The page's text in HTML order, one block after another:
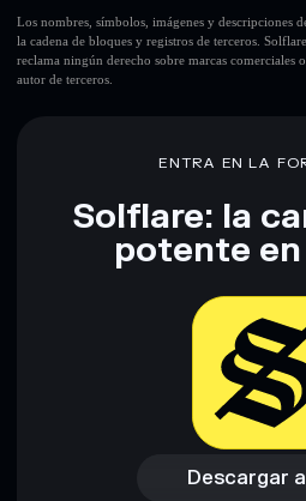
upcome
sola cartera
upcome
Descargo de responsabilidad: Esta
únicamente fines educativos y no
proporcionados por rugcheck.xyz.
Los nombres, símbolos, imágenes y descripciones
la cadena de bloques y registros de terceros.
reclama ningún derecho sobre marcas comerciales
autor de terceros.
ENTRA EN LA
Solflare: la
potente en
Descargar
Descargar
Acceder a la